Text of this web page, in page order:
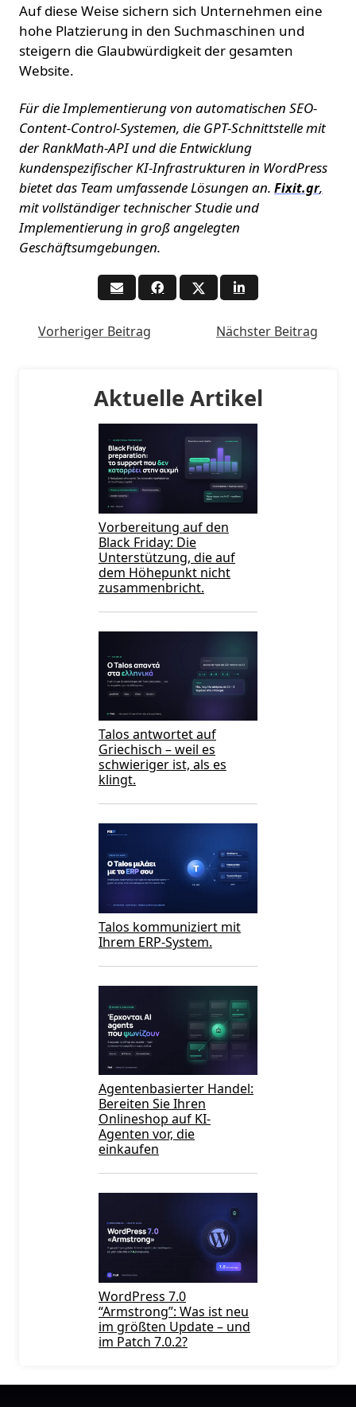
Auf diese Weise sichern sich Unternehmen eine
hohe Platzierung in den Suchmaschinen und
steigern die Glaubwürdigkeit der gesamten
Website.
Für die Implementierung von automatischen SEO-
Content-Control-Systemen, die GPT-Schnittstelle mit
der RankMath-API und die Entwicklung
kundenspezifischer KI-Infrastrukturen in WordPress
bietet das Team umfassende Lösungen an. Fixit.gr,
mit vollständiger technischer Studie und
Implementierung in groß angelegten
Geschäftsumgebungen.
Vorheriger Beitrag Nächster Beitrag
Aktuelle Artikel
Vorbereitung auf den
Black Friday: Die
Unterstützung, die auf
dem Höhepunkt nicht
zusammenbricht.
Talos antwortet auf
Griechisch – weil es
schwieriger ist, als es
klingt.
Talos kommuniziert mit
Ihrem ERP-System.
Agentenbasierter Handel:
Bereiten Sie Ihren
Onlineshop auf KI-
Agenten vor, die
einkaufen
WordPress 7.0
“Armstrong”: Was ist neu
im größten Update – und
im Patch 7.0.2?